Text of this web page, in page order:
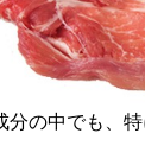
分の中でも、